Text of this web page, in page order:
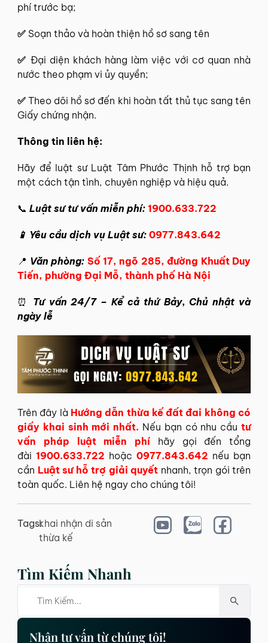
phí trước bạ;
✅ Soạn thảo và hoàn thiện hồ sơ sang tên
✅ Đại diện khách hàng làm việc với cơ quan nhà
nước theo phạm vi ủy quyền;
✅Theo dõi hồ sơ đến khi hoàn tất thủ tục sang tên
Giấy chứng nhận.
Thông tin liên hệ:
Hãy để luật sư Luật Tâm Phước Thịnh hỗ trợ bạn
một cách tận tình, chuyên nghiệp và hiệu quả.
📞 Luật sư tư vấn miễn phí: 1900.633.722
📱 Yêu cầu dịch vụ Luật sư: 0977.843.642
📍 Văn phòng: Số 17, ngõ 285, đường Khuất Duy
Tiến, phường Đại Mỗ, thành phố Hà Nội
⏰ Tư vấn 24/7 – Kể cả thứ Bảy, Chủ nhật và
ngày lễ
Trên đây là Hướng dẫn thừa kế đất đai không có
giấy khai sinh mới nhất. Nếu bạn có nhu cầu tư
vấn pháp luật miễn phí
hãy gọi đến tổng
đài 1900.633.722 hoặc 0977.843.642 nếu bạn
cần Luật sư hỗ trợ giải quyết nhanh, trọn gói trên
toàn quốc. Liên hệ ngay cho chúng tôi!
Tags:khai nhận di sản
thừa kế
Tìm Kiếm Nhanh
Nhận tư vấn từ chúng tôi!